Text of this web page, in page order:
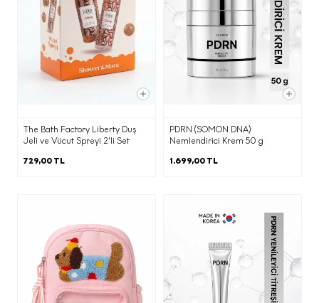
The Bath Factory Liberty Duş
Jeli ve Vücut Spreyi 2'li Set
729,00 TL
PDRN (SOMON DNA)
Nemlendirici Krem 50 g
1.699,00 TL
Pazarlama süreçlerinin yürütülmesi
adına iş ortağımız ajanslara,
Ticari elektronik ileti gönderimi için
birlikte çalıştığımız ajans ve iş
KVKK’nın 9. Maddesi kapsamında;
nedeniyle yurtdışına
Belirtilen kişisel veri işleme şartları ve
(b) kısmında belirtilen amaçlarla sınırlı
olarak aktarılacaktır.